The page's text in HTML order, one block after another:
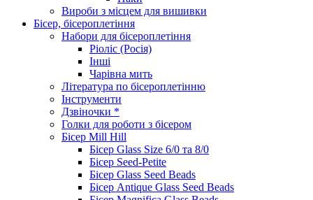
Вироби з місцем для вишивки
Бісер, бісероплетіння
Набори для бісероплетіння
Ріоліс (Росія)
Інші
Чарівна мить
Література по бісероплетінню
Інструменти
Дзвіночки *
Голки для роботи з бісером
Бісер Mill Hill
Бісер Glass Size 6/0 та 8/0
Бісер Seed-Petite
Бісер Glass Seed Beads
Бісер Antique Glass Seed Beads